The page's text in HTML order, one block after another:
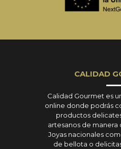
CALIDAD
Calidad Gourmet es
online donde podrás
productos
artesanos de manera
Joyas nacionales
de bellota o